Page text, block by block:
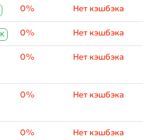
0% Нет кэшбэка
0% Нет кэшбэка
0% Нет кэшбэка
0% Нет кэшбэка
0% Нет кэшбэка